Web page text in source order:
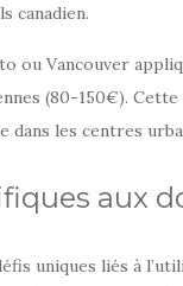
canadien.
ou Vancouver
(80-150€). Cette
dans les centres
aux
uniques liés à